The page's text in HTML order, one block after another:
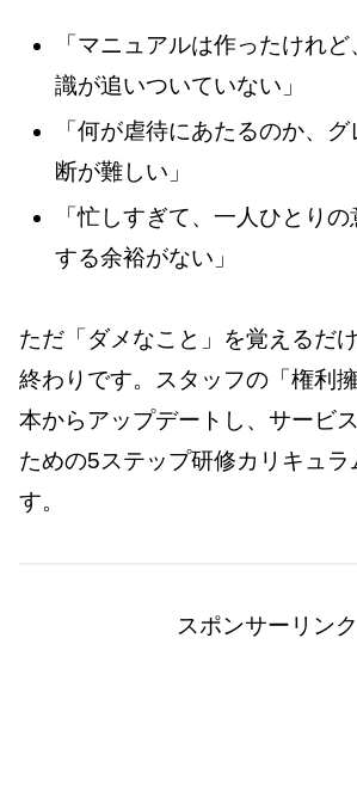
「マニュアルは作ったけれ
識が追いついていない」
「何が虐待にあたるのか、
断が難しい」
「忙しすぎて、一人ひとり
する余裕がない」
ただ「ダメなこと」を覚えるだ
終わりです。スタッフの「権利
本からアップデートし、サービ
ための5ステップ研修カリキュラ
す。
スポンサーリンク